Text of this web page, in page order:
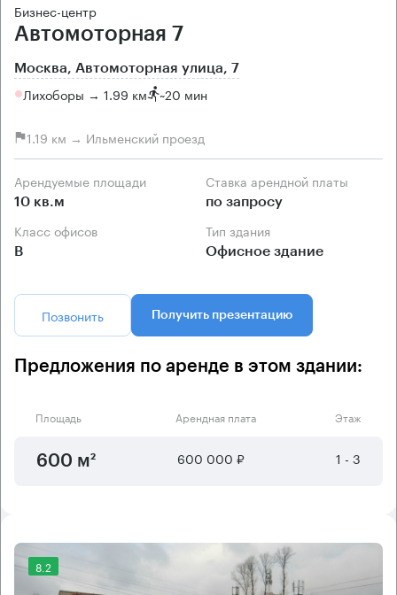
Бизнес-центр
Автомоторная 7
Москва, Автомоторная улица, 7
Лихоборы → 1.99 км ~20 мин
1.19 км → Ильменский проезд
Арендуемые площади
10 кв.м
Ставка арендной платы
по запросу
Класс офисов
B
Тип здания
Офисное здание
Позвонить Получить презентацию
Предложения по аренде в этом здании:
Площадь Арендная плата Этаж
600 м² 600 000 ₽ 1 - 3
8.2